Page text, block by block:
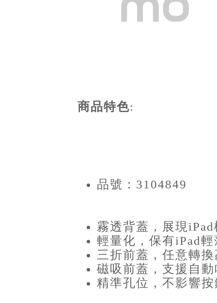
商品特色:
品號：3104849
霧透背蓋，展現
輕量化，保有iPad
三折前蓋，任意轉
磁吸前蓋，支援自
精準孔位，不影響